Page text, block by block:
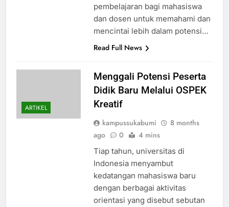
pembelajaran bagi mahasiswa
dan dosen untuk memahami dan
mencintai lebih dalam potensi…
Read Full News
ARTIKEL
Menggali Potensi Peserta
Didik Baru Melalui OSPEK
Kreatif
kampussukabumi
8 months
ago
0 4 mins
Tiap tahun, universitas di
Indonesia menyambut
kedatangan mahasiswa baru
dengan berbagai aktivitas
orientasi yang disebut sebutan